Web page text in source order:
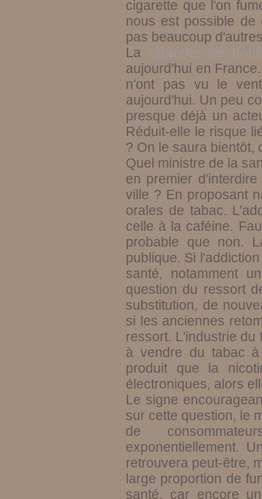
cigarette que l'on
nous est possible de
pas beaucoup
La cigarette
aujourd'hui en
n'ont pas vu le
aujourd'hui. Un peu
presque déjà un
Réduit-elle le risque
? On le saura bientôt,
Quel ministre de la
en premier
ville ? En proposant
orales de tabac.
celle à la caféine.
probable que non.
publique. Si
santé, notamment
question du ressort
substitution, de
si les anciennes
ressort. L'industrie
à vendre du tabac
produit que la
électroniques, alors
Le signe
sur cette question, le
de
exponentiellement.
retrouvera peut-être,
large proportion de
santé, car encore